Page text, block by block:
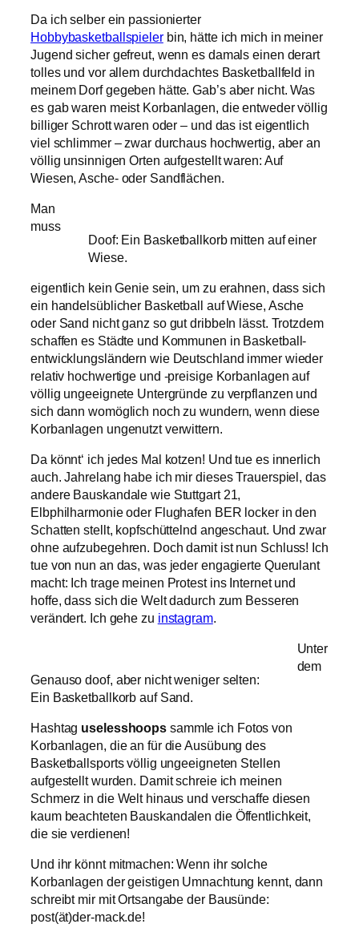
Da ich selber ein passionierter
Hobbybasketballspielerbin, hätte ich mich in meiner
Jugend sicher gefreut, wenn es damals einen derart
tolles und vor allem durchdachtes Basketballfeld in
meinem Dorf gegeben hätte. Gab’s aber nicht. Was
es gab waren meist Korbanlagen, die entweder völlig
billiger Schrott waren oder – und das ist eigentlich
viel schlimmer – zwar durchaus hochwertig, aber an
völlig unsinnigen Orten aufgestellt waren: Auf
Wiesen, Asche- oder Sandflächen.
Doof: Ein Basketballkorb mitten auf einer
Wiese.
Man
muss
eigentlich kein Genie sein, um zu erahnen, dass sich
ein handelsüblicher Basketball auf Wiese, Asche
oder Sand nicht ganz so gut dribbeln lässt. Trotzdem
schaffen es Städte und Kommunen in Basketball-
entwicklungsländern wie Deutschland immer wieder
relativ hochwertige und -preisige Korbanlagen auf
völlig ungeeignete Untergründe zu verpflanzen und
sich dann womöglich noch zu wundern, wenn diese
Korbanlagen ungenutzt verwittern.
Da könnt‘ ich jedes Mal kotzen! Und tue es innerlich
auch. Jahrelang habe ich mir dieses Trauerspiel, das
andere Bauskandale wie Stuttgart 21,
Elbphilharmonie oder Flughafen BER locker in den
Schatten stellt, kopfschüttelnd angeschaut. Und zwar
ohne aufzubegehren. Doch damit ist nun Schluss! Ich
tue von nun an das, was jeder engagierte Querulant
macht: Ich trage meinen Protest ins Internet und
hoffe, dass sich die Welt dadurch zum Besseren
verändert. Ich gehe zu instagram.
Genauso doof, aber nicht weniger selten:
Ein Basketballkorb auf Sand.
Unter
dem
Hashtag uselesshoops sammle ich Fotos von
Korbanlagen, die an für die Ausübung des
Basketballsports völlig ungeeigneten Stellen
aufgestellt wurden. Damit schreie ich meinen
Schmerz in die Welt hinaus und verschaffe diesen
kaum beachteten Bauskandalen die Öffentlichkeit,
die sie verdienen!
Und ihr könnt mitmachen: Wenn ihr solche
Korbanlagen der geistigen Umnachtung kennt, dann
schreibt mir mit Ortsangabe der Bausünde:
post(ät)der-mack.de!